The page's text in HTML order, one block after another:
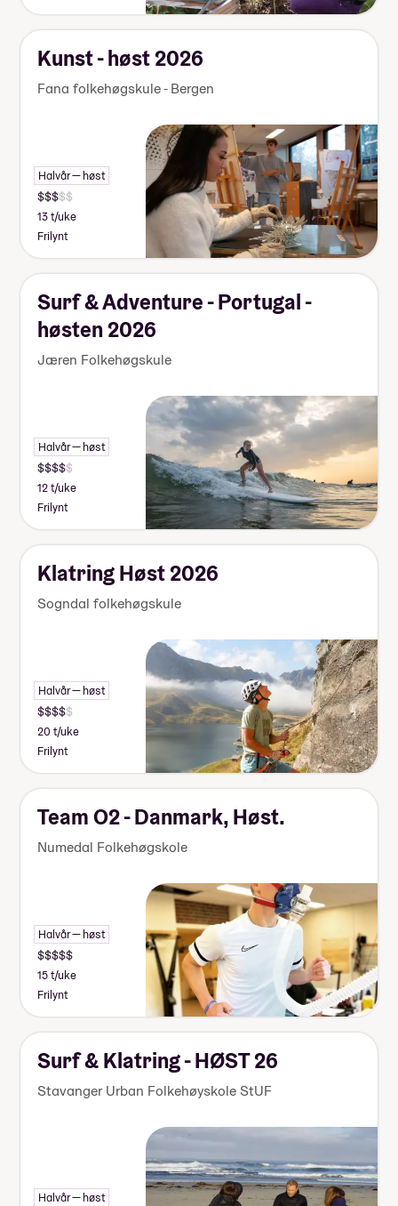
Kunst - høst 2026
Fana folkehøgskule - Bergen
Halvår — høst
13 t/uke
Frilynt
Surf & Adventure - Portugal -
høsten 2026
Jæren Folkehøgskule
Halvår — høst
12 t/uke
Frilynt
Klatring Høst 2026
Sogndal folkehøgskule
Halvår — høst
20 t/uke
Frilynt
Team O2 - Danmark, Høst.
Numedal Folkehøgskole
Halvår — høst
15 t/uke
Frilynt
Surf & Klatring - HØST 26
Stavanger Urban Folkehøyskole StUF
Halvår — høst